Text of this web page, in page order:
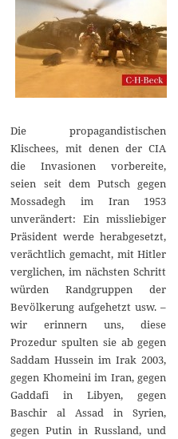
Die propagandistischen
Klischees, mit denen der CIA
die Invasionen vorbereite,
seien seit dem Putsch gegen
Mossadegh im Iran 1953
unverändert: Ein missliebiger
Präsident werde herabgesetzt,
verächtlich gemacht, mit Hitler
verglichen, im nächsten Schritt
würden Randgruppen der
Bevölkerung aufgehetzt usw. –
wir erinnern uns, diese
Prozedur spulten sie ab gegen
Saddam Hussein im Irak 2003,
gegen Khomeini im Iran, gegen
Gaddafi in Libyen, gegen
Baschir al Assad in Syrien,
gegen Putin in Russland, und